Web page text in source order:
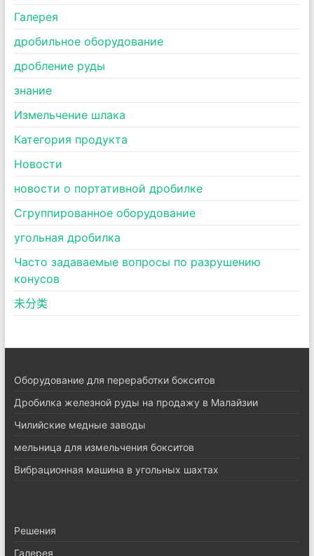
Галерея
дробильное оборудование
дробление руды
знание
Измельчение шлака
Категория продукта
Новости
новости о портативной дробилке
Сгруппированное оборудование
угольная дробилка
Часто задаваемые вопросы по разрушению
конусов
未分类
Оборудование для переработки бокситов
Дробилка железной руды на продажу в Малайзии
Чилийские медные заводы
мельница для измельчения бокситов
Вибрационная машина в угольных шахтах
Pешения
Галерея